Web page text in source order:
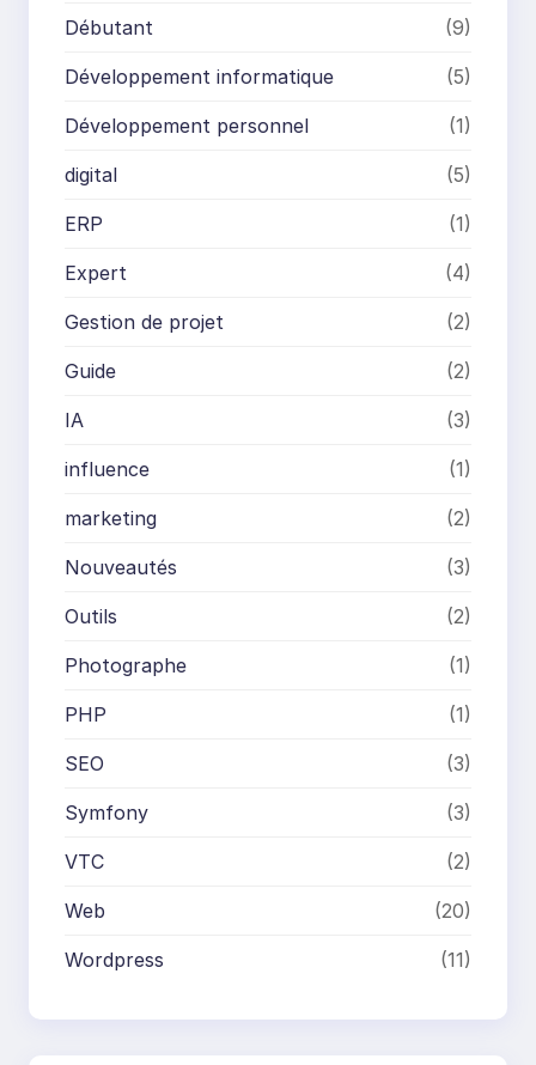
Débutant (9)
Développement informatique (5)
Développement personnel (1)
digital (5)
ERP (1)
Expert (4)
Gestion de projet (2)
Guide (2)
IA (3)
influence (1)
marketing (2)
Nouveautés (3)
Outils (2)
Photographe (1)
PHP (1)
SEO (3)
Symfony (3)
VTC (2)
Web (20)
Wordpress (11)